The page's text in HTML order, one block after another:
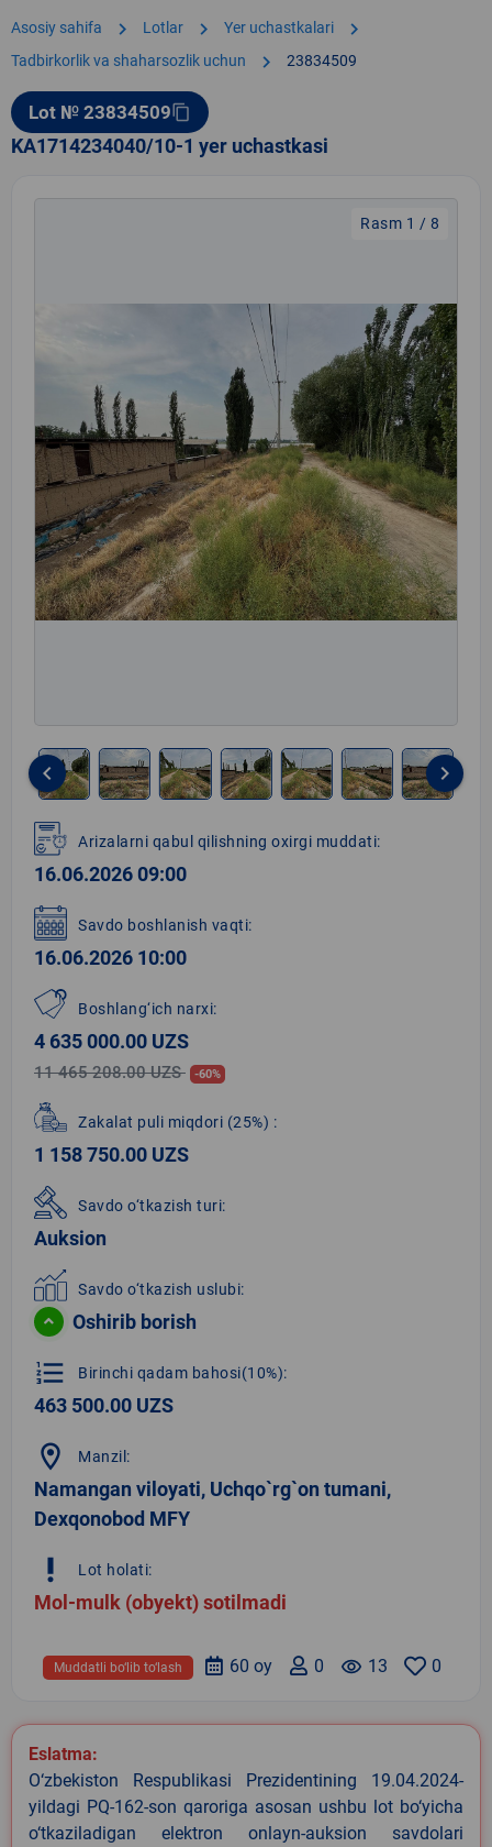
Asosiy sahifa chevron_right Lotlar chevron_right Yer uchastkalari chevron_right
Tadbirkorlik va shaharsozlik uchun chevron_right 23834509
Lot № 23834509content_copy
KA1714234040/10-1 yer uchastkasi
Rasm 1 / 8
1
of
8
keyboard_arrow_left keyboard_arrow_right
Arizalarni qabul qilishning oxirgi muddati:
16.06.2026 09:00
Savdo boshlanish vaqti:
16.06.2026 10:00
Boshlang‘ich narxi:
4 635 000.00 UZS
11 465 208.00 UZS -60%
Zakalat puli miqdori (25%) :
1 158 750.00 UZS
Savdo o‘tkazish turi:
Auksion
Savdo o‘tkazish uslubi:
Oshirib borish
format_list_numbered Birinchi qadam bahosi(10%):
463 500.00 UZS
location_on Manzil:
Namangan viloyati, Uchqo`rg`on tumani,
Dexqonobod MFY
priority_high Lot holati:
Mol-mulk (obyekt) sotilmadi
0
remove_red_eye 13
0
60 oy
Muddatli bo‘lib to‘lash
Eslatma:
O‘zbekiston Respublikasi Prezidentining 19.04.2024-
yildagi PQ-162-son qaroriga asosan ushbu lot bo‘yicha
o‘tkaziladigan elektron onlayn-auksion savdolari